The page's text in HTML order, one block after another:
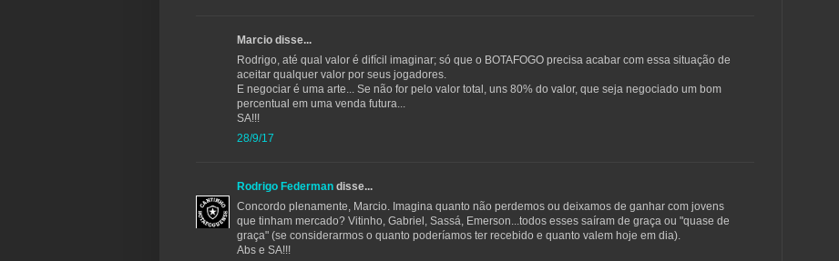
Marcio disse...
Rodrigo, até qual valor é difícil imaginar; só que o BOTAFOGO precisa acabar com essa situação de
aceitar qualquer valor por seus jogadores.
E negociar é uma arte... Se não for pelo valor total, uns 80% do valor, que seja negociado um bom
percentual em uma venda futura...
SA!!!
28/9/17
Rodrigo Federman disse...
Concordo plenamente, Marcio. Imagina quanto não perdemos ou deixamos de ganhar com jovens
que tinham mercado? Vitinho, Gabriel, Sassá, Emerson...todos esses saíram de graça ou "quase de
graça" (se considerarmos o quanto poderíamos ter recebido e quanto valem hoje em dia).
Abs e SA!!!